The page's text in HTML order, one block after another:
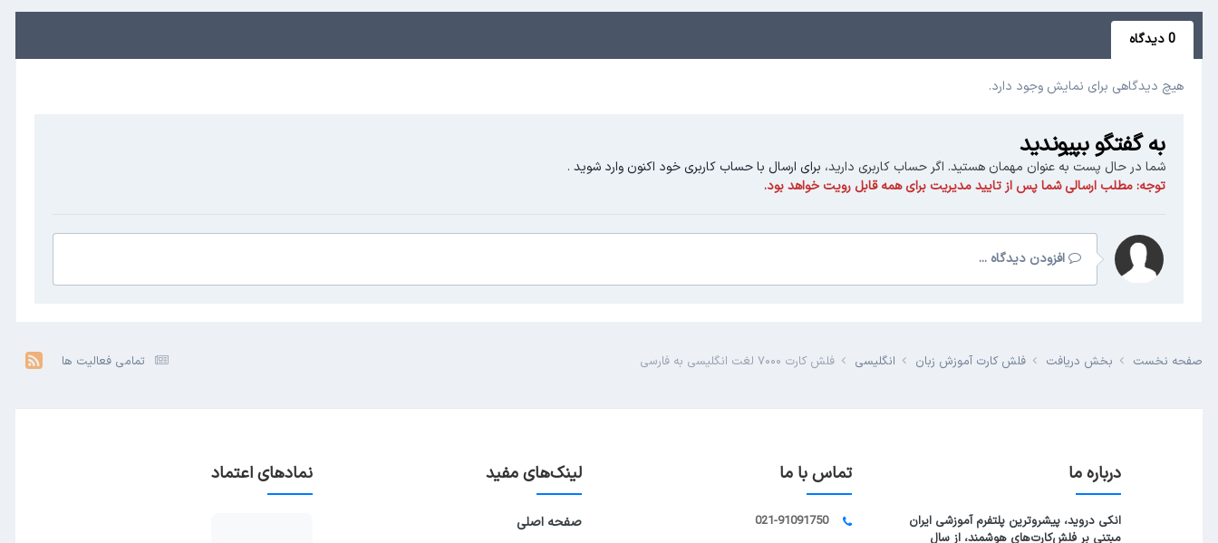
0 دیدگاه
هیچ دیدگاهی برای نمایش وجود دارد.
به گفتگو بپیوندید
شما در حال پست به عنوان مهمان هستید. اگر حساب کاربری دارید، برای ارسال با حساب کاربری خود اکنون وارد شوید .
توجه:مطلب ارسالی شما پس از تایید مدیریت برای همه قابل رویت خواهد بود.
افزودن دیدگاه ...
تمامی فعالیت ها صفحه نخست بخش دریافت فلش کارت آموزش زبان انگلیسی فلش کارت ۷۰۰۰ لغت انگلیسی به فارسی
درباره ما
انکی دروید، پیشروترین پلتفرم آموزشی ایران
مبتنی بر فلش‌کارت‌های هوشمند، از سال
تماس با ما
021-91091750
لینک‌های مفید
صفحه اصلی
نمادهای اعتماد